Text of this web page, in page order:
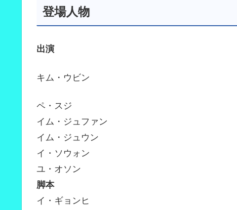
登場人物
出演
キム・ウビン
ペ・スジ
イム・ジュファン
イム・ジュウン
イ・ソウォン
ユ・オソン
脚本
イ・ギョンヒ